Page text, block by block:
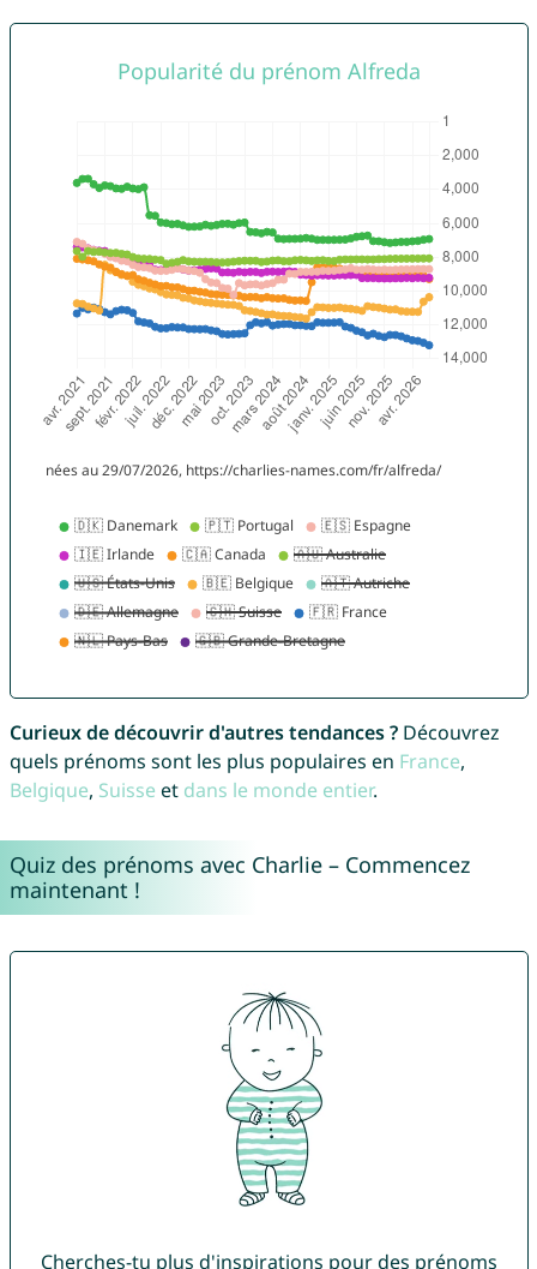
Curieux de découvrir d'autres tendances ?Découvrez
quels prénoms sont les plus populaires en France,
Belgique, Suisse et dans le monde entier.
Quiz des prénoms avec Charlie – Commencez
maintenant !
Cherches-tu plus d'inspirations pour des prénoms